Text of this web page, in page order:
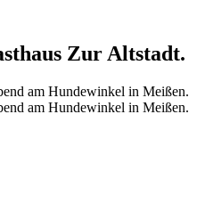
Zur Altstadt.
am Hundewinkel in Meißen.
am Hundewinkel in Meißen.